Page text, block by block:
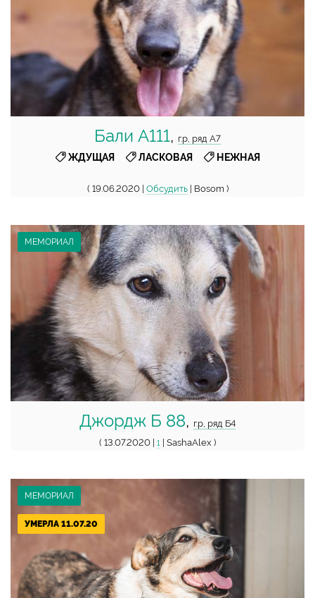
Бали А111, г.р, ряд А7
ЖДУЩАЯ, ЛАСКОВАЯ, НЕЖНАЯ
( 19.06.2020 | Обсудить| Bosom )
МЕМОРИАЛ
Джордж Б 88, г.р, ряд Б4
( 13.07.2020 | 1 | SashaAlex )
МЕМОРИАЛ
УМЕРЛА 11.07.20